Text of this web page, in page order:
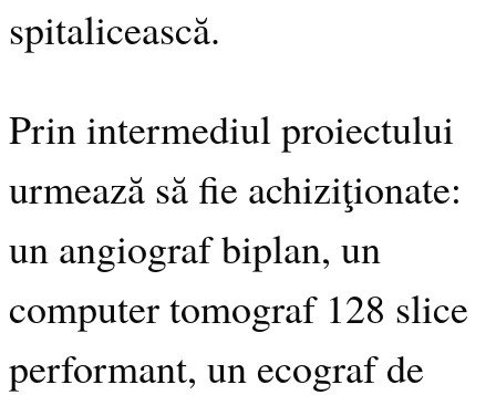
spitalicească.
Prin intermediul proiectului
urmează să fie achiziţionate:
un angiograf biplan, un
computer tomograf 128 slice
performant, un ecograf de